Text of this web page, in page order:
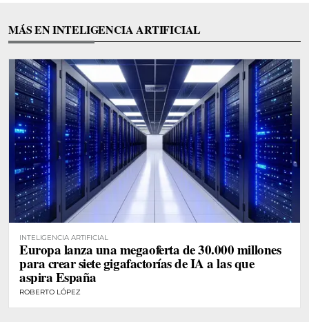
MÁS EN INTELIGENCIA ARTIFICIAL
INTELIGENCIA ARTIFICIAL
Europa lanza una megaoferta de 30.000 millones
para crear siete gigafactorías de IA a las que
aspira España
ROBERTO LÓPEZ